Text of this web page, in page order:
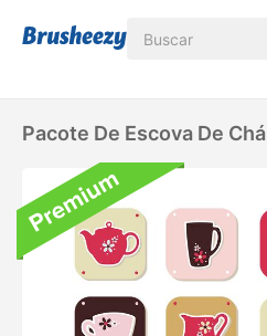
Pacote De Escova De Chá